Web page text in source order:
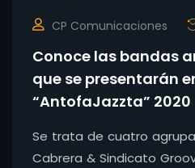
CP Comunicaciones
Conoce las bandas
que se presentarán
“AntofaJazzta” 2020
Se trata de cuatro
Cabrera & Sindicato